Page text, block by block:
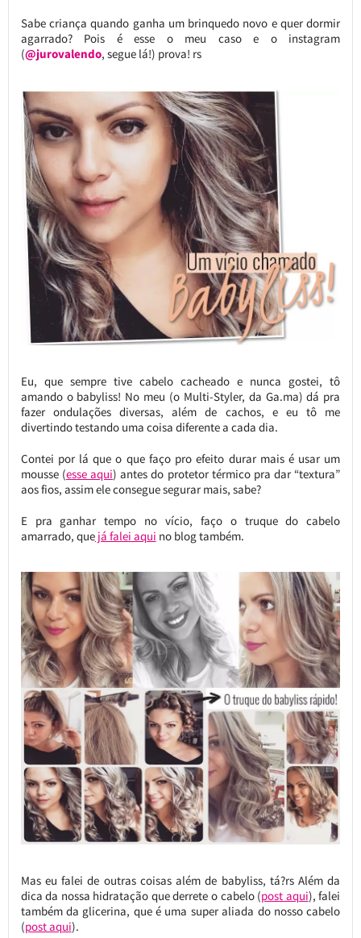
Sabe criança quando ganha um brinquedo novo e quer dormir
agarrado? Pois é esse o meu caso e o instagram
(@jurovalendo, segue lá!) prova! rs
Eu, que sempre tive cabelo cacheado e nunca gostei, tô
amando o babyliss! No meu (o Multi-Styler, da Ga.ma) dá pra
fazer ondulações diversas, além de cachos, e eu tô me
divertindo testando uma coisa diferente a cada dia.
Contei por lá que o que faço pro efeito durar mais é usar um
mousse (esse aqui) antes do protetor térmico pra dar “textura”
aos fios, assim ele consegue segurar mais, sabe?
E pra ganhar tempo no vício, faço o truque do cabelo
amarrado, quejá falei aqui no blog também.
Mas eu falei de outras coisas além de babyliss, tá?rs Além da
dica da nossa hidratação que derrete o cabelo (post aqui), falei
também da glicerina, que é uma super aliada do nosso cabelo
(post aqui).